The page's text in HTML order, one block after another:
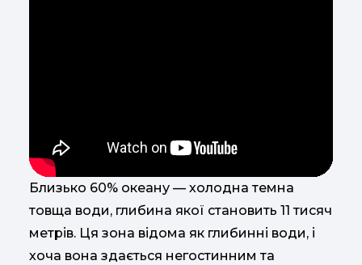
Близько 60% океану — холодна темна
товща води, глибина якої становить 11 тисяч
метрів. Ця зона відома як глибинні води, і
хоча вона здається негостинним та